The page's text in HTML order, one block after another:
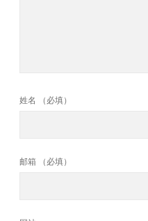
姓名 （必填）
邮箱 （必填）